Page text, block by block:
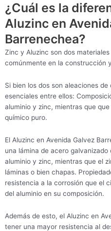
¿Cuál es la
Aluzinc en
Barrenechea?
Zinc y Aluzinc son dos
comúnmente en la construcción
Si bien los dos son aleaciones
esenciales entre ellos:
aluminio y zinc, mientras que
químico puro.
El Aluzinc en Avenida Galvez
una lámina de acero
aluminio y zinc, mientras que el
láminas o bien chapas.
resistencia a la corrosión que el
del aluminio en su composición.
Además de esto, el Aluzinc en
tener una mayor resistencia al